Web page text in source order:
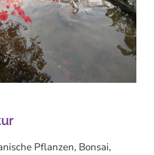
Pflanzen, Bonsai,